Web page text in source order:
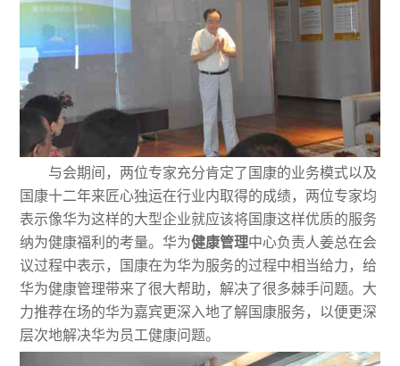
与会期间，两位专家充分肯定了国康的业务模式以及
国康十二年来匠心独运在行业内取得的成绩，两位专家均
表示像华为这样的大型企业就应该将国康这样优质的服务
纳为健康福利的考量。华为健康管理中心负责人姜总在会
议过程中表示，国康在为华为服务的过程中相当给力，给
华为健康管理带来了很大帮助，解决了很多棘手问题。大
力推荐在场的华为嘉宾更深入地了解国康服务，以便更深
层次地解决华为员工健康问题。